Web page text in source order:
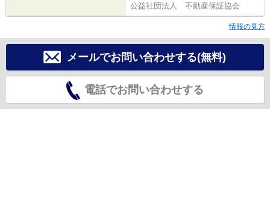
公益社団法人 不動産保証協会
情報の見方
メールでお問い合わせする(無料)
電話でお問い合わせする